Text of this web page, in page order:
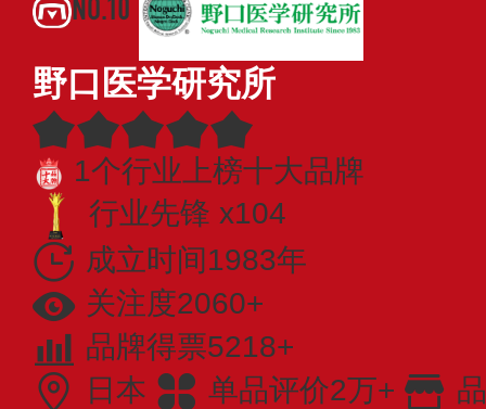
野口医学研究所
1个行业上榜十大品牌
行业先锋 x104
成立时间1983年
关注度2060+
品牌得票5218+
日本
单品评价2万+